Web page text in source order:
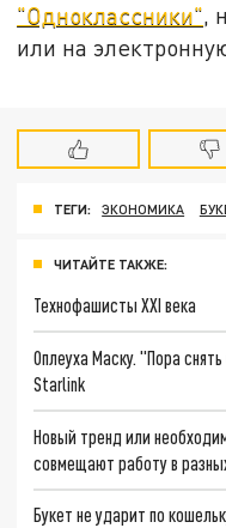
"Одноклассники",
или на
ТЕГИ: ЭКОНОМИКА
ЧИТАЙТЕ ТАКЖЕ:
Технофашисты XXI века
Оплеуха Маску. "Пора
Starlink
Новый тренд или
совмещают работу в
Букет не ударит по